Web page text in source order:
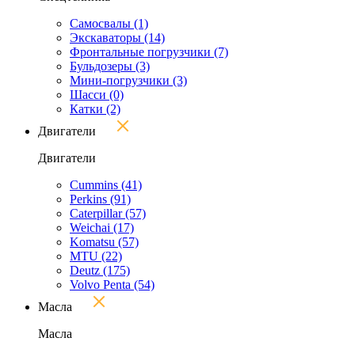
Самосвалы (1)
Экскаваторы (14)
Фронтальные погрузчики (7)
Бульдозеры (3)
Мини-погрузчики (3)
Шасси (0)
Катки (2)
Двигатели
Двигатели
Cummins (41)
Perkins (91)
Caterpillar(57)
Weichai (17)
Komatsu (57)
MTU (22)
Deutz (175)
Volvo Penta (54)
Масла
Масла